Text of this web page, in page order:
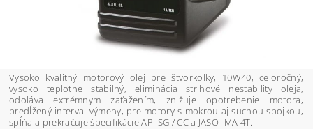
Vysoko kvalitný motorový olej pre štvorkolky, 10W40, celoročný,
vysoko teplotne stabilný, eliminácia strihové nestability oleja,
odoláva extrémnym zaťažením, znižuje opotrebenie motora,
predĺžený interval výmeny, pre motory s mokrou aj suchou spojkou,
spĺňa a prekračuje špecifikácie API SG / CC a JASO -MA 4T.